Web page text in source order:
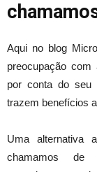
Aqui no blog
preocupação
por conta do seu
trazem benefícios
Uma alternativa
chamamos de